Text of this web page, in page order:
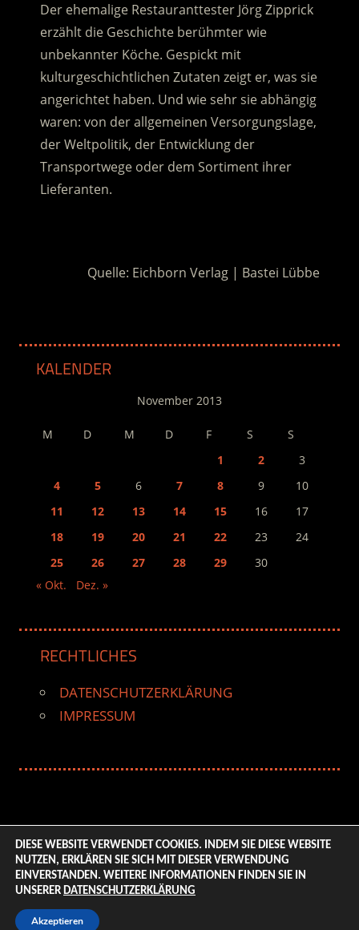
Der ehemalige Restauranttester Jörg Zipprick
erzählt die Geschichte berühmter wie
unbekannter Köche. Gespickt mit
kulturgeschichtlichen Zutaten zeigt er, was sie
angerichtet haben. Und wie sehr sie abhängig
waren: von der allgemeinen Versorgungslage,
der Weltpolitik, der Entwicklung der
Transportwege oder dem Sortiment ihrer
Lieferanten.
Quelle: Eichborn Verlag | Bastei Lübbe
KALENDER
November 2013
M D M D F S
S
1
2
3
4
5 6 7 8 9
10
11
12 13 14 15 16
17
18
19 20 21 22 23
24
25
26 27 28 29
30
« Okt.
Dez. »
RECHTLICHES
DATENSCHUTZERKLÄRUNG
IMPRESSUM
© 2026 ENTERTAINMENT BASE – Life & Style Magazine.
All Rights Reserved. | Based on
DIESE WEBSITE VERWENDET COOKIES. INDEM SIE DIESE WEBSITE
NUTZEN, ERKLÄREN SIE SICH MIT DIESER VERWENDUNG
EINVERSTANDEN. WEITERE INFORMATIONEN FINDEN SIE IN
UNSERER DATENSCHUTZERKLÄRUNG
Akzeptieren